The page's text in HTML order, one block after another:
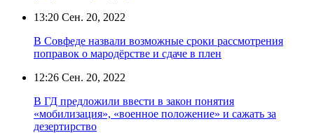
13:20 Сен. 20, 2022
В Совфеде назвали возможные сроки рассмотрения
поправок о мародёрстве и сдаче в плен
12:26 Сен. 20, 2022
В ГД предложили ввести в закон понятия
«мобилизация», «военное положение» и сажать за
дезертирство